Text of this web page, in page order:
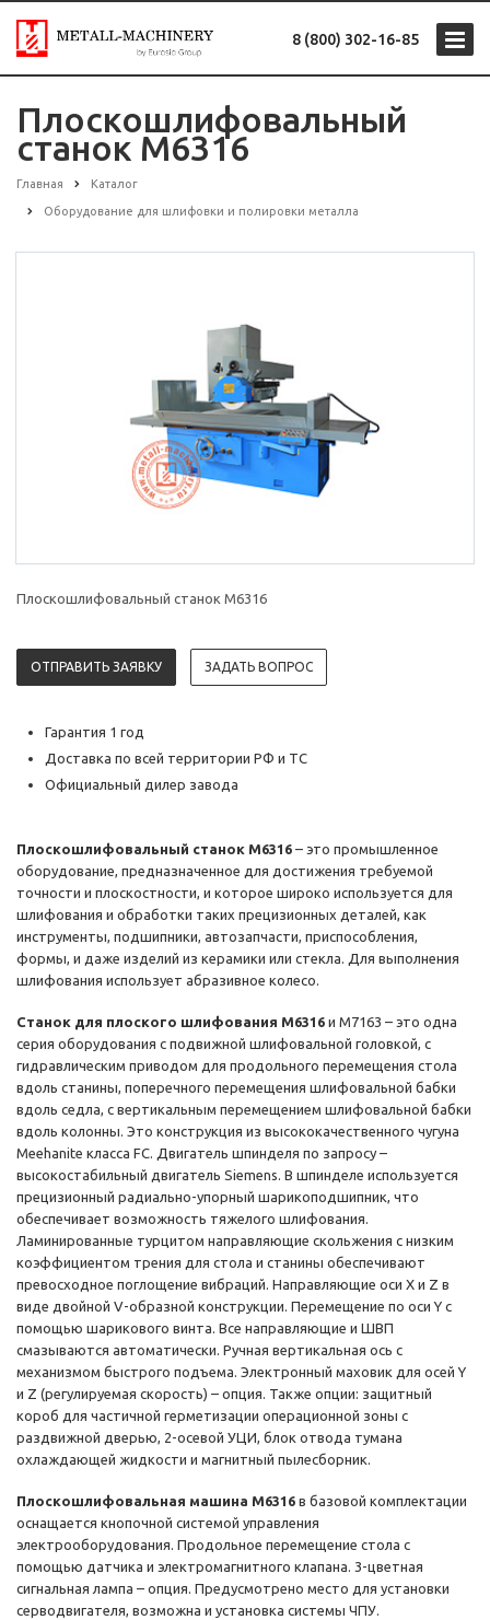
8 (800) 302-16-85
Плоскошлифовальный
станок M6316
Главная Каталог
Оборудование для шлифовки и полировки металла
Плоскошлифовальный станок M6316
ОТПРАВИТЬ ЗАЯВКУ ЗАДАТЬ ВОПРОС
Гарантия 1 год
Доставка по всей территории РФ и ТС
Официальный дилер завода
Плоскошлифовальный станок M6316 – это промышленное
оборудование, предназначенное для достижения требуемой
точности и плоскостности, и которое широко используется для
шлифования и обработки таких прецизионных деталей, как
инструменты, подшипники, автозапчасти, приспособления,
формы, и даже изделий из керамики или стекла. Для выполнения
шлифования использует абразивное колесо.
Станок для плоского шлифования M6316 и M7163 – это одна
серия оборудования с подвижной шлифовальной головкой, с
гидравлическим приводом для продольного перемещения стола
вдоль станины, поперечного перемещения шлифовальной бабки
вдоль седла, с вертикальным перемещением шлифовальной бабки
вдоль колонны. Это конструкция ​​из высококачественного чугуна
Meehanite класса FC. Двигатель шпинделя по запросу –
высокостабильный двигатель Siemens. В шпинделе используется
прецизионный радиально-упорный шарикоподшипник, что
обеспечивает возможность тяжелого шлифования.
Ламинированные турцитом направляющие скольжения с низким
коэффициентом трения для стола и станины обеспечивают
превосходное поглощение вибраций. Направляющие оси X и Z в
виде двойной V-образной конструкции. Перемещение по оси Y с
помощью шарикового винта. Все направляющие и ШВП
смазываются автоматически. Ручная вертикальная ось с
механизмом быстрого подъема. Электронный маховик для осей Y
и Z (регулируемая скорость) – опция. Также опции: защитный
короб для частичной герметизации операционной зоны с
раздвижной дверью, 2-осевой УЦИ, блок отвода тумана
охлаждающей жидкости и магнитный пылесборник.
Плоскошлифовальная машина M6316 в базовой комплектации
оснащается кнопочной системой управления
электрооборудования. Продольное перемещение стола с
помощью датчика и электромагнитного клапана. 3-цветная
сигнальная лампа – опция. Предусмотрено место для установки
серводвигателя, возможна и установка системы ЧПУ.